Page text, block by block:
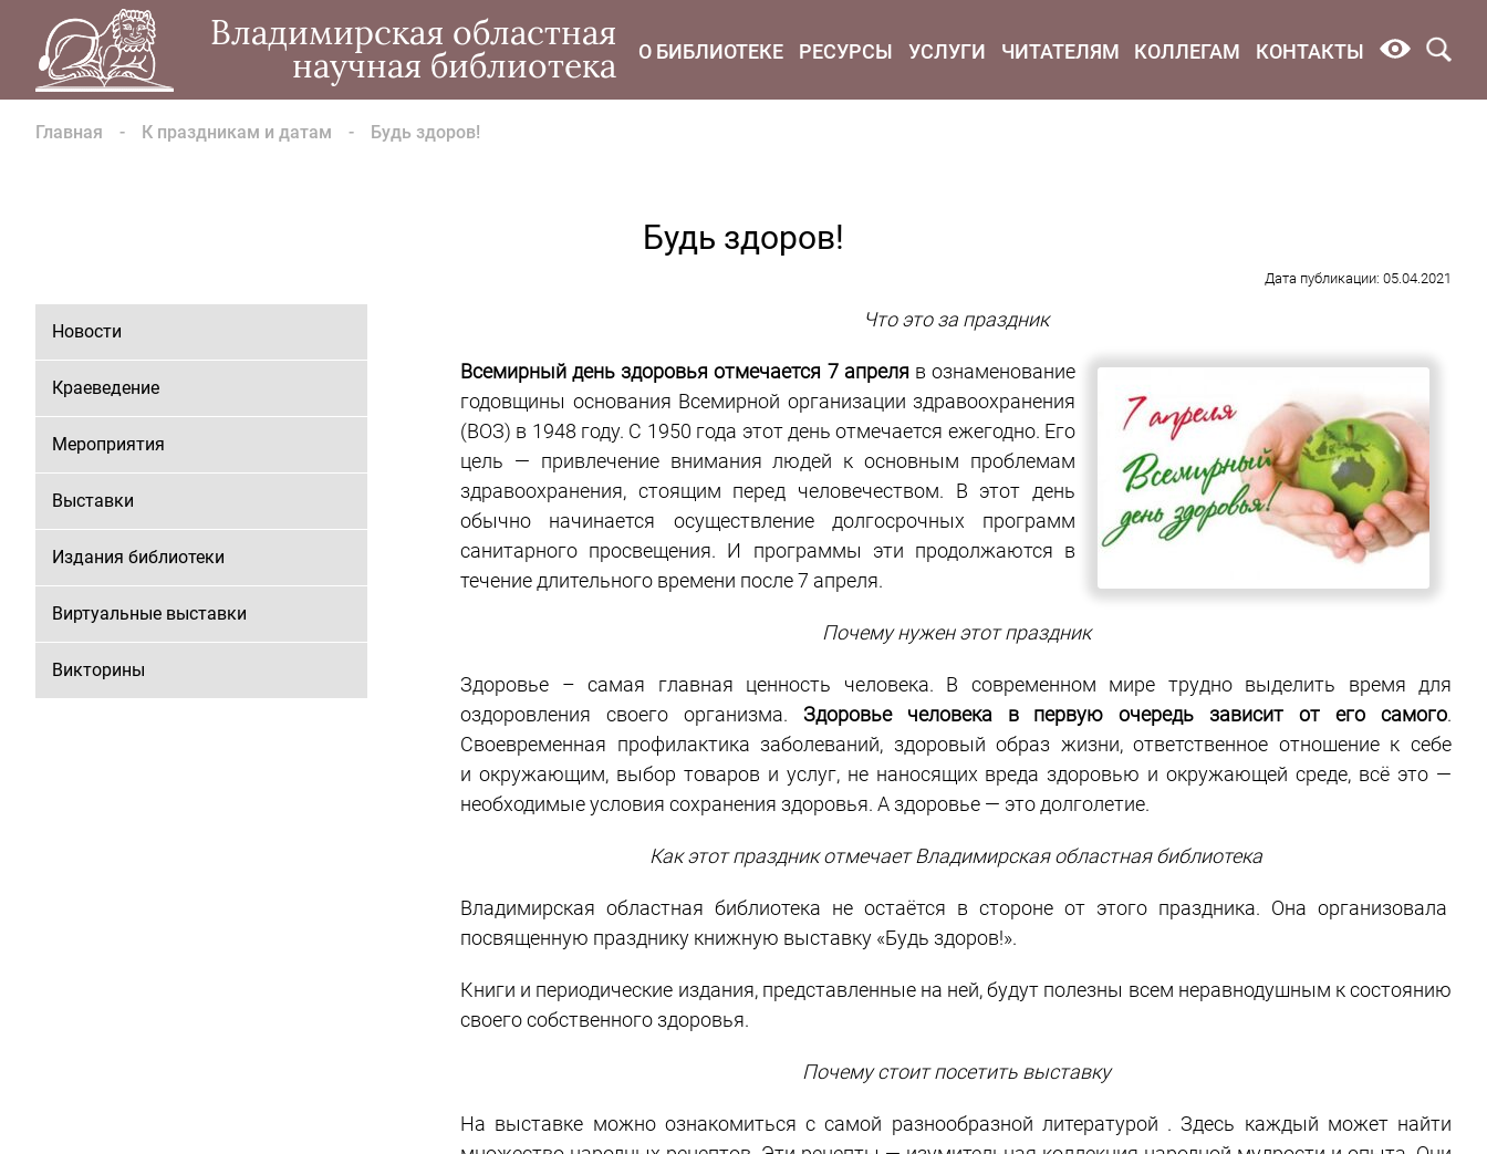
Владимирская областная
научная библиотека
О БИБЛИОТЕКЕ РЕСУРСЫ УСЛУГИ ЧИТАТЕЛЯМ КОЛЛЕГАМ КОНТАКТЫ
Главная К праздникам и датам Будь здоров!
Будь здоров!
Дата публикации: 05.04.2021
Новости
Краеведение
Мероприятия
Выставки
Издания библиотеки
Виртуальные выставки
Викторины
Что это за праздник
Всемирный день здоровья отмечается 7 апреля в ознаменование
годовщины основания Всемирной организации здравоохранения
(ВОЗ) в 1948 году. С 1950 года этот день отмечается ежегодно. Его
цель — привлечение внимания людей к основным проблемам
здравоохранения, стоящим перед человечеством. В этот день
обычно начинается осуществление долгосрочных программ
санитарного просвещения. И программы эти продолжаются в
течение длительного времени после 7 апреля.
Почему нужен этот праздник
Здоровье – самая главная ценность человека. В современном мире трудно выделить время для
оздоровления своего организма. Здоровье человека в первую очередь зависит от его самого.
Своевременная профилактика заболеваний, здоровый образ жизни, ответственное отношение к себе
и окружающим, выбор товаров и услуг, не наносящих вреда здоровью и окружающей среде, всё это —
необходимые условия сохранения здоровья. А здоровье — это долголетие.
Как этот праздник отмечает Владимирская областная библиотека
Владимирская областная библиотека не остаётся в стороне от этого праздника. Она организовала
посвященную празднику книжную выставку «Будь здоров!».
Книги и периодические издания, представленные на ней, будут полезны всем неравнодушным к состоянию
своего собственного здоровья.
Почему стоит посетить выставку
На выставке можно ознакомиться с самой разнообразной литературой . Здесь каждый может найти